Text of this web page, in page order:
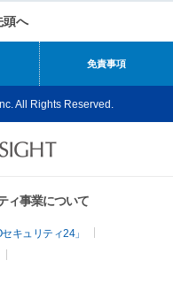
頭へ
免責事項
All Rights Reserved.
ィ事業について
キュリティ24」